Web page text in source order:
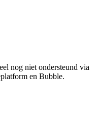
nog niet ondersteund via
en Bubble.